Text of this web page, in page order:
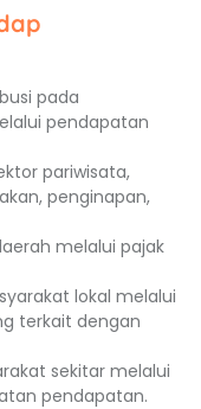
pada
pendapatan
pariwisata,
penginapan,
melalui pajak
lokal melalui
terkait dengan
sekitar melalui
pendapatan.